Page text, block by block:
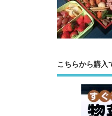
こちらから購入